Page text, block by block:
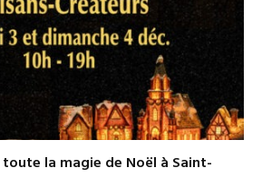
la magie de Noël à Saint-